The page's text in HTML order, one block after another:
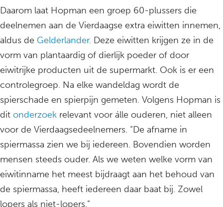
Daarom laat Hopman een groep 60-plussers die
deelnemen aan de Vierdaagse extra eiwitten innemen,
aldus de Gelderlander. Deze eiwitten krijgen ze in de
vorm van plantaardig of dierlijk poeder of door
eiwitrijke producten uit de supermarkt. Ook is er een
controlegroep. Na elke wandeldag wordt de
spierschade en spierpijn gemeten. Volgens Hopman is
dit onderzoek relevant voor álle ouderen, niet alleen
voor de Vierdaagsedeelnemers. “De afname in
spiermassa zien we bij iedereen. Bovendien worden
mensen steeds ouder. Als we weten welke vorm van
eiwitinname het meest bijdraagt aan het behoud van
de spiermassa, heeft iedereen daar baat bij. Zowel
lopers als niet-lopers.”